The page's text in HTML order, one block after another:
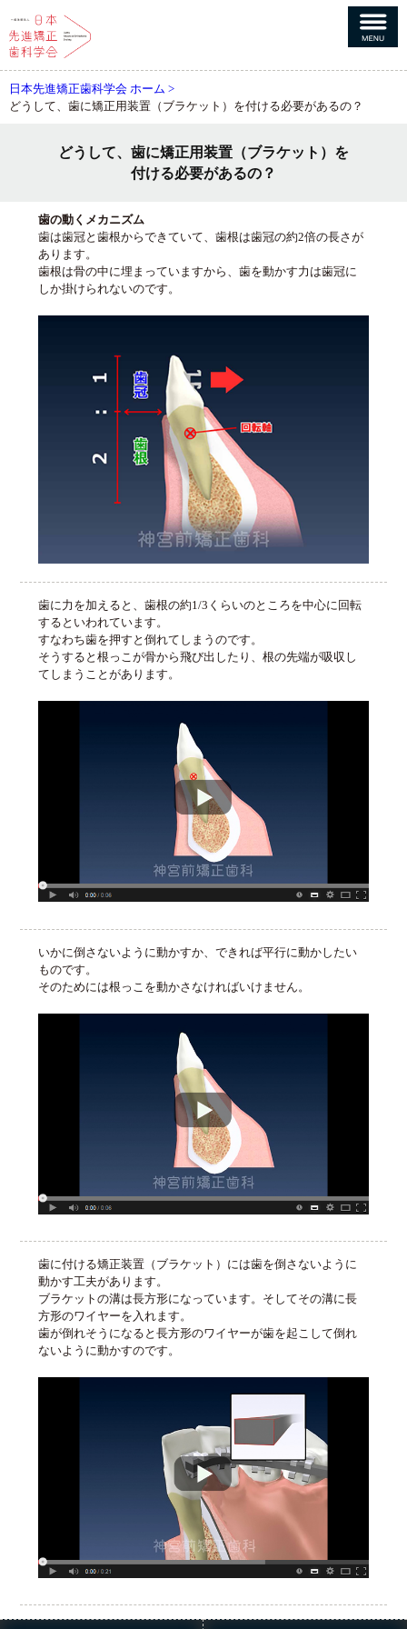
日本先進矯正歯科学会 ホーム
どうして、歯に矯正用装置（ブラケット）を付ける必要があるの？
どうして、歯に矯正用装置（ブラケット）を
付ける必要があるの？
歯の動くメカニズム
歯は歯冠と歯根からできていて、歯根は歯冠の約2倍の長さが
あります。
歯根は骨の中に埋まっていますから、歯を動かす力は歯冠に
しか掛けられないのです。
歯に力を加えると、歯根の約1/3くらいのところを中心に回転
するといわれています。
すなわち歯を押すと倒れてしまうのです。
そうすると根っこが骨から飛び出したり、根の先端が吸収し
てしまうことがあります。
いかに倒さないように動かすか、できれば平行に動かしたい
ものです。
そのためには根っこを動かさなければいけません。
歯に付ける矯正装置（ブラケット）には歯を倒さないように
動かす工夫があります。
ブラケットの溝は長方形になっています。そしてその溝に長
方形のワイヤーを入れます。
歯が倒れそうになると長方形のワイヤーが歯を起こして倒れ
ないように動かすのです。